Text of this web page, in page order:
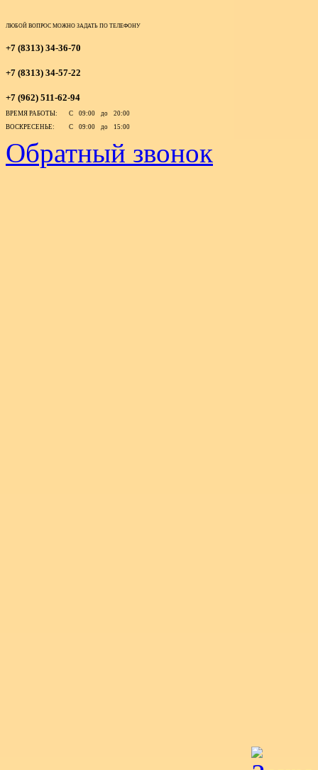
ЛЮБОЙ ВОПРОС МОЖНО ЗАДАТЬ ПО ТЕЛЕФОНУ
+7 (8313) 34-36-70
+7 (8313) 34-57-22
+7 (962) 511-62-94
ВРЕМЯ РАБОТЫ:
С 09:00 до 20:00
ВОСКРЕСЕНЬЕ:
С 09:00 до 15:00
Обратный звонок